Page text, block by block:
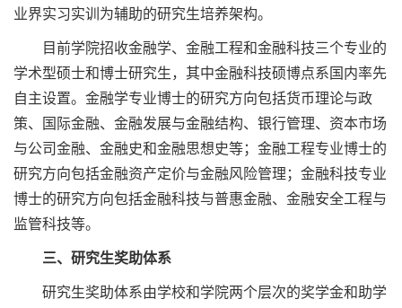
业界实习实训为辅助的研究生培养架构。
目前学院招收金融学、金融工程和金融科技三个专业的
学术型硕士和博士研究生，其中金融科技硕博点系国内率先
自主设置。金融学专业博士的研究方向包括货币理论与政
策、国际金融、金融发展与金融结构、银行管理、资本市场
与公司金融、金融史和金融思想史等；金融工程专业博士的
研究方向包括金融资产定价与金融风险管理；金融科技专业
博士的研究方向包括金融科技与普惠金融、金融安全工程与
监管科技等。
三、研究生奖助体系
研究生奖助体系由学校和学院两个层次的奖学金和助学